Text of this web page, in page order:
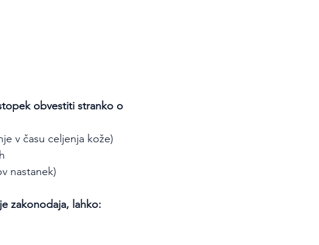
obvestiti stranko o
v času celjenja kože)
nastanek)
zakonodaja, lahko: